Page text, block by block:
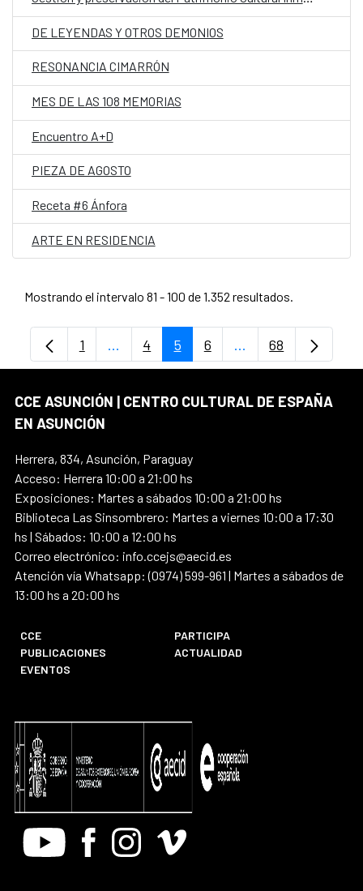
DE LEYENDAS Y OTROS DEMONIOS
RESONANCIA CIMARRÓN
MES DE LAS 108 MEMORIAS
Encuentro A+D
PIEZA DE AGOSTO
Receta #6 Ánfora
ARTE EN RESIDENCIA
Mostrando el intervalo 81 - 100 de 1.352 resultados.
Página
1 ...Páginas intermedias Use TAB para
Página
4 Página
5 Página
6 ...PáginasPágina
68
CCE ASUNCIÓN | CENTRO CULTURAL DE ESPAÑA
EN ASUNCIÓN
Herrera, 834, Asunción, Paraguay
Acceso: Herrera 10:00 a 21:00 hs
Exposiciones: Martes a sábados 10:00 a 21:00 hs
Biblioteca Las Sinsombrero: Martes a viernes 10:00 a 17:30
hs | Sábados: 10:00 a 12:00 hs
Correo electrónico: info.ccejs@aecid.es
Atención vía Whatsapp: (0974) 599-961 | Martes a sábados de
13:00 hs a 20:00 hs
CCE
PARTICIPA
PUBLICACIONES
ACTUALIDAD
EVENTOS
Youtube FacebookInstagram
Vimeo